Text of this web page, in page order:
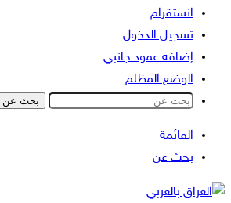
انستقرام
تسجيل الدخول
إضافة عمود جانبي
الوضع المظلم
بحث عن
القائمة
بحث عن